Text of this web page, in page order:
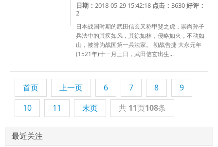
日期： 2018-05-29 15:42:18 点击：3630好评：
2
日本战国时期的武田信玄又称甲斐之虎，崇尚孙子
兵法中的其疾如风，其徐如林，侵略如火，不动如
山，被誉为战国第一兵法家。 初战告捷 大永元年
(1521年)十一月三日，武田信玄出生...
首页 上一页 6 7 8
9
10
11 末页 共 11页108条
最近关注